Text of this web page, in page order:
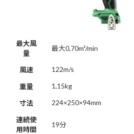
最大風
量
最大0,70m³/min
風速 122m/s
重量 1,15kg
寸法 224×250×94mm
連続使
用時間
19分